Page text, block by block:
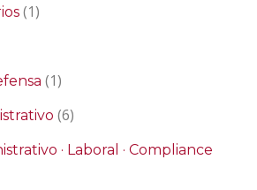
(1)
(1)
(6)
· Laboral · Compliance